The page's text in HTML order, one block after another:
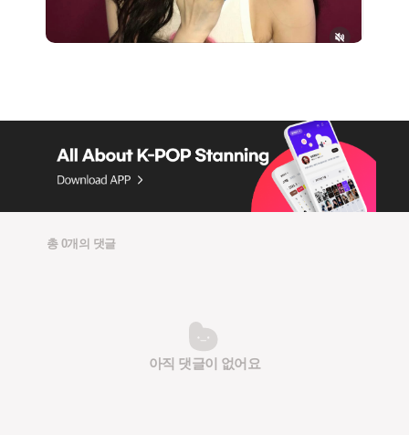
총 0개의 댓글
아직 댓글이 없어요